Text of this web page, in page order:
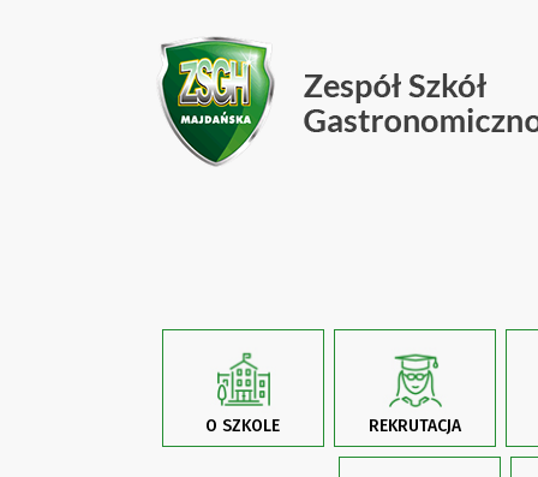
O SZKOLE REKRUTACJA